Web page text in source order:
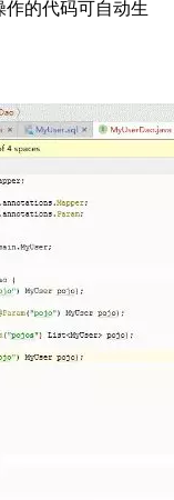
作的代码可自动生